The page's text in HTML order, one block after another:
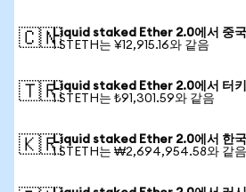
🇨🇳Liquid staked Ether 2.0에서 중
1 STETH는 ¥12,915.16와 같음
🇹🇷Liquid staked Ether 2.0에서 터
1 STETH는 ₺91,301.59와 같음
🇰🇷Liquid staked Ether 2.0에서 한
1 STETH는 ₩2,694,954.58와 같음